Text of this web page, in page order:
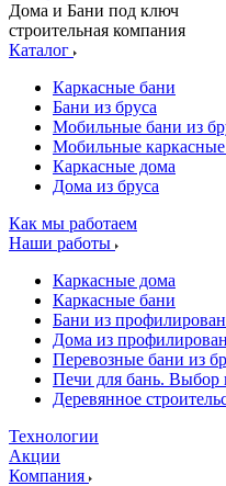
Дома и Бани под ключ
строительная компания
Каталог
Каркасные бани
Бани из бруса
Мобильные бани из
Мобильные
Каркасные дома
Дома из бруса
Как мы работаем
Наши работы
Каркасные дома
Каркасные бани
Бани из
Дома из
Перевозные бани из
Печи для бань. Выбор
Деревянное
Технологии
Акции
Компания